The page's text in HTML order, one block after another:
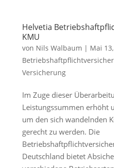
Helvetia
KMU
von Nils Walbaum | Mai
Versicherung
Im Zuge dieser
Leistungssummen erhöht
um den sich wandelnden
gerecht zu werden. Die
Deutschland bietet